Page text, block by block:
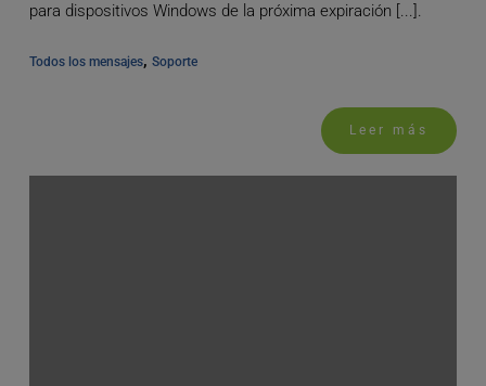
para dispositivos Windows de la próxima expiración [...].
Todos los mensajes, Soporte
Leer más